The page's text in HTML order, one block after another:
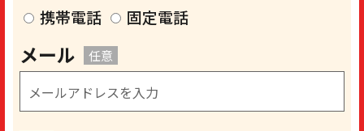
携帯電話 固定電話
メール 任意